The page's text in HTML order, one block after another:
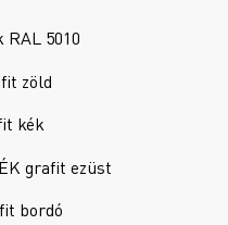
5010
zöld
kék
grafit ezüst
bordó